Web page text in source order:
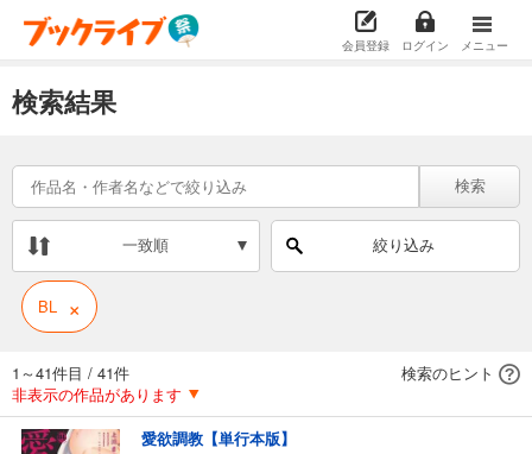
会員登録 ログイン メニュー
検索結果
検索
一致順 絞り込み
BL ×
1～41件目 / 41件
検索のヒント
非表示の作品があります
愛欲調教【単行本版】